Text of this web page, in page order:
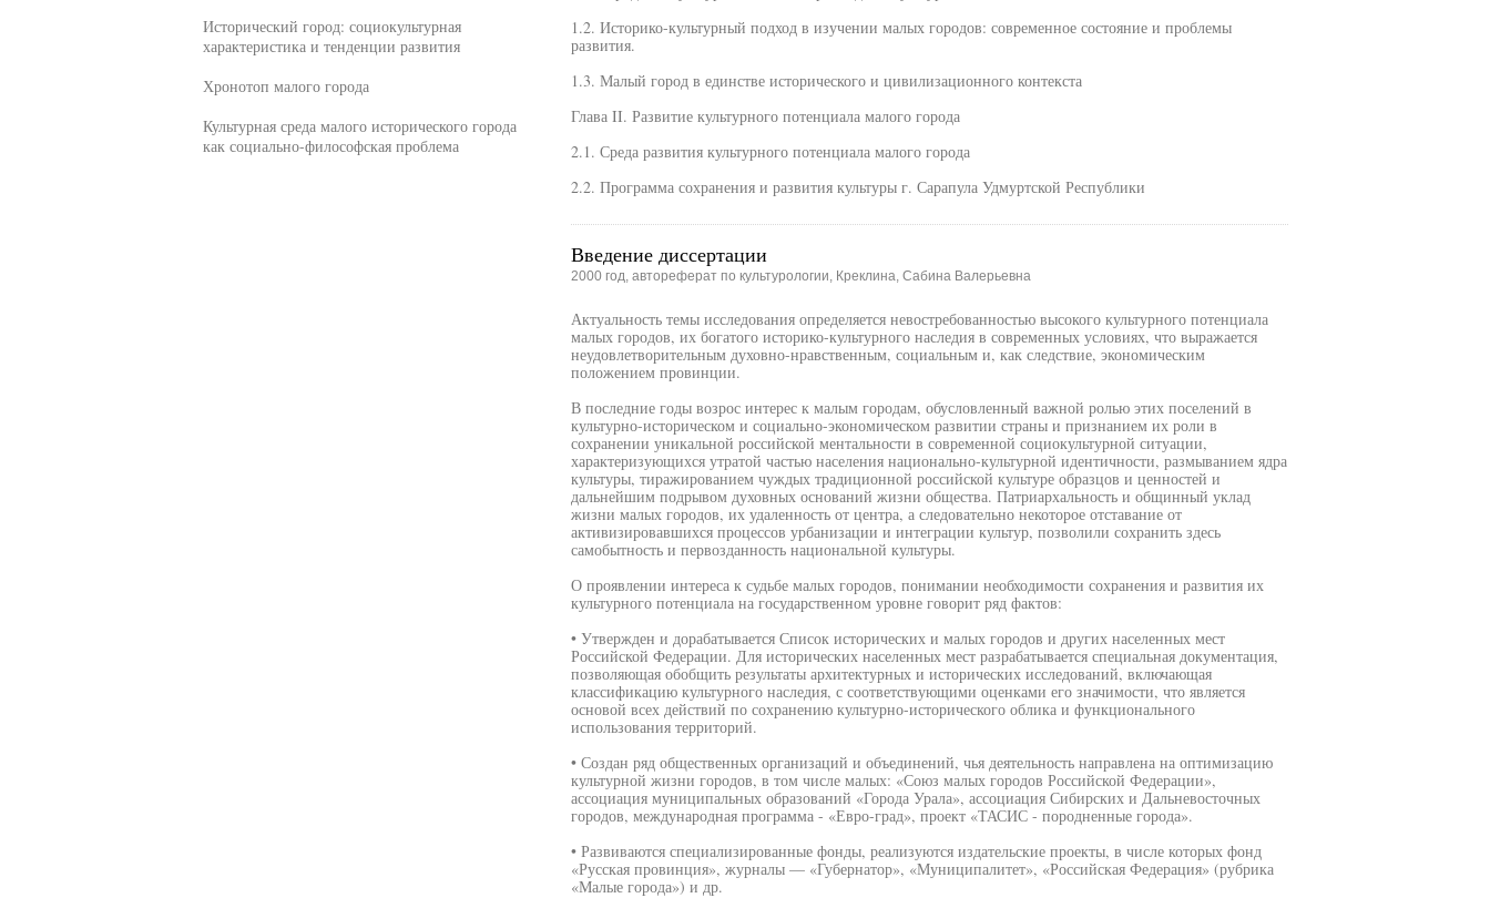
1.2. Историко-культурный подход в изучении малых городов: современное состояние и проблемы
развития.
1.3. Малый город в единстве исторического и цивилизационного контекста
Глава II. Развитие культурного потенциала малого города
2.1. Среда развития культурного потенциала малого города
2.2. Программа сохранения и развития культуры г. Сарапула Удмуртской Республики
Введение диссертации
2000 год, автореферат по культурологии, Креклина, Сабина Валерьевна
Актуальность темы исследования определяется невостребованностью высокого культурного потенциала
малых городов, их богатого историко-культурного наследия в современных условиях, что выражается
неудовлетворительным духовно-нравственным, социальным и, как следствие, экономическим
положением провинции.
В последние годы возрос интерес к малым городам, обусловленный важной ролью этих поселений в
культурно-историческом и социально-экономическом развитии страны и признанием их роли в
сохранении уникальной российской ментальности в современной социокультурной ситуации,
характеризующихся утратой частью населения национально-культурной идентичности, размыванием ядра
культуры, тиражированием чуждых традиционной российской культуре образцов и ценностей и
дальнейшим подрывом духовных оснований жизни общества. Патриархальность и общинный уклад
жизни малых городов, их удаленность от центра, а следовательно некоторое отставание от
активизировавшихся процессов урбанизации и интеграции культур, позволили сохранить здесь
самобытность и первозданность национальной культуры.
О проявлении интереса к судьбе малых городов, понимании необходимости сохранения и развития их
культурного потенциала на государственном уровне говорит ряд фактов:
• Утвержден и дорабатывается Список исторических и малых городов и других населенных мест
Российской Федерации. Для исторических населенных мест разрабатывается специальная документация,
позволяющая обобщить результаты архитектурных и исторических исследований, включающая
классификацию культурного наследия, с соответствующими оценками его значимости, что является
основой всех действий по сохранению культурно-исторического облика и функционального
использования территорий.
• Создан ряд общественных организаций и объединений, чья деятельность направлена на оптимизацию
культурной жизни городов, в том числе малых: «Союз малых городов Российской Федерации»,
ассоциация муниципальных образований «Города Урала», ассоциация Сибирских и Дальневосточных
городов, международная программа - «Евро-град», проект «ТАСИС - породненные города».
• Развиваются специализированные фонды, реализуются издательские проекты, в числе которых фонд
«Русская провинция», журналы — «Губернатор», «Муниципалитет», «Российская Федерация» (рубрика
«Малые города») и др.
Исторический город: социокультурная
характеристика и тенденции развития
Хронотоп малого города
Культурная среда малого исторического города
как социально-философская проблема